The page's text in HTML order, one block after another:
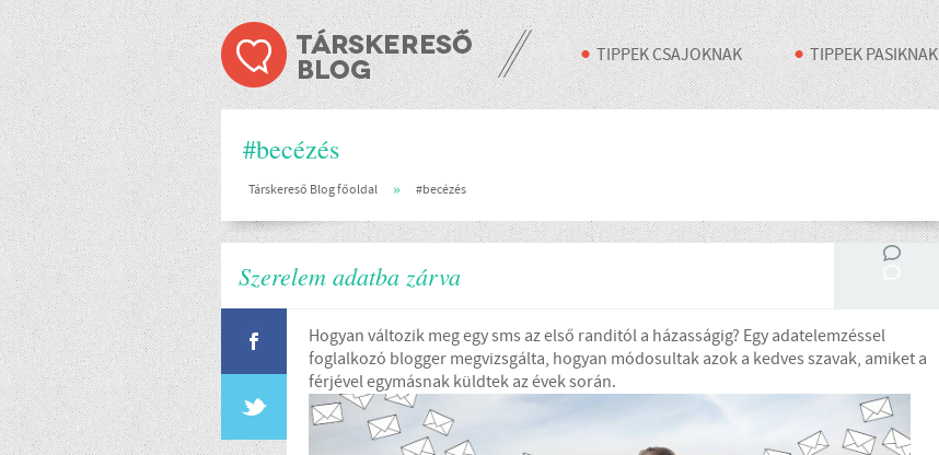
TIPPEK CSAJOKNAK TIPPEK PASIKNAK
#becézés
Társkereső Blog főoldal » #becézés
Szerelem adatba zárva
Hogyan változik meg egy sms az első randitól a házasságig? Egy adatelemzéssel
foglalkozó blogger megvizsgálta, hogyan módosultak azok a kedves szavak, amiket a
férjével egymásnak küldtek az évek során.